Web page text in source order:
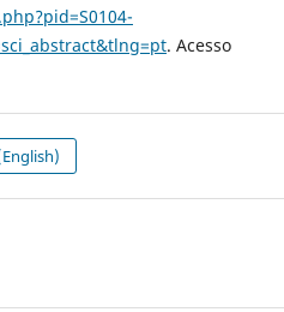
. Acesso